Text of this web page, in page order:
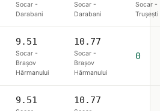
Socar -
Darabani
Socar -
Darabani
Socar -
Trușești
9.51
Socar -
Brașov
Hărmanului
10.77
Socar -
Brașov
Hărmanului
0
9.51 10.77